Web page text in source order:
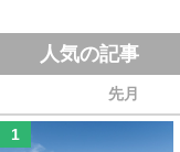
人気の記事
先月